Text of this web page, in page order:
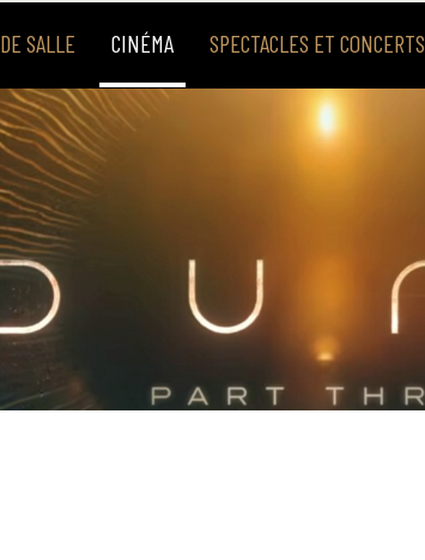
SALLE CINÉMA SPECTACLES ET CONCERTS